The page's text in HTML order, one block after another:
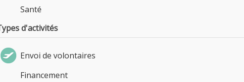
Santé
d'activités
Envoi de volontaires
Financement